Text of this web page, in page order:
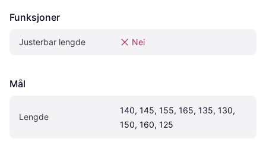
Funksjoner
Justerbar lengde Nei
Mål
Lengde
140, 145, 155, 165, 135, 130,
150, 160, 125